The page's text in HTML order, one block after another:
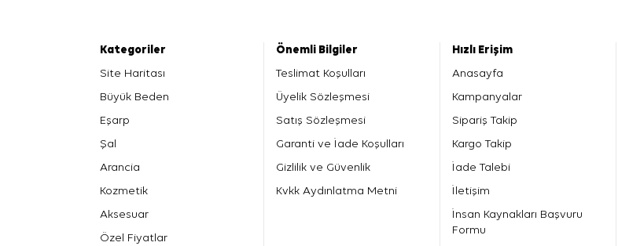
Kategoriler
Site Haritası
Büyük Beden
Eşarp
Şal
Arancia
Kozmetik
Aksesuar
Özel Fiyatlar
Önemli Bilgiler
Teslimat Koşulları
Üyelik Sözleşmesi
Satış Sözleşmesi
Garanti ve İade Koşulları
Gizlilik ve Güvenlik
Kvkk Aydınlatma Metni
Hızlı Erişim
Anasayfa
Kampanyalar
Sipariş Takip
Kargo Takip
İade Talebi
İletişim
İnsan Kaynakları Başvuru
Formu